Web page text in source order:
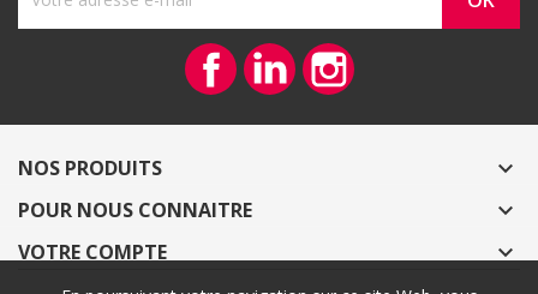
FacebookVimeo
NOS PRODUITS 
POUR NOUS CONNAITRE 
VOTRE COMPTE 